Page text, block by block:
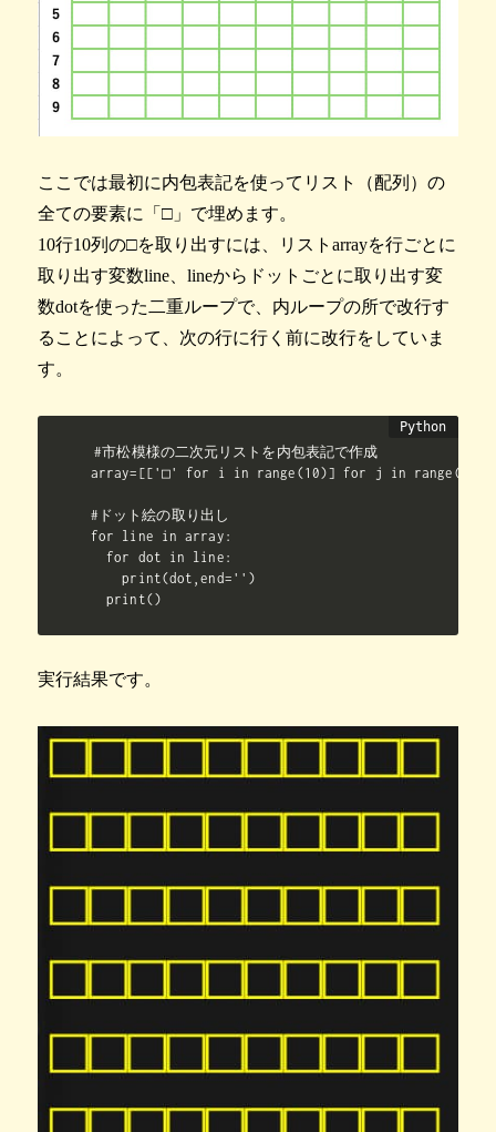
ここでは最初に内包表記を使ってリスト（配列）の
全ての要素に「□」で埋めます。
10行10列の□を取り出すには、リストarrayを行ごとに
取り出す変数line、lineからドットごとに取り出す変
数dotを使った二重ループで、内ループの所で改行す
ることによって、次の行に行く前に改行をしていま
す。
#市松模様の二次元リストを内包表記で作成
array=[['□' for i in range(10)] for j in range(10)]
#ドット絵の取り出し
for line in array:
  for dot in line:
    print(dot,end='')
  print()
実行結果です。